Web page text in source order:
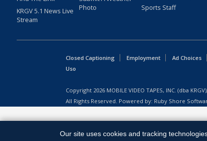
KRGV 5.1 News Live
Stream
Photo
Sports Staff
Closed Captioning Employment Ad Choices
Uso
Copyright 2026 MOBILE VIDEO TAPES, INC. (dba
All Rights Reserved. Powered by: Ruby Shore
Our site uses cookies and tracking